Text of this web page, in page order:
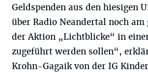
Geldspenden aus den hiesigen
über Radio Neandertal noch am
der Aktion „Lichtblicke“ in
zugeführt werden sollen“,
Krohn-Gagaik von der IG